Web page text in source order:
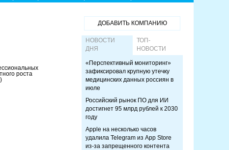
роста
ДОБАВИТЬ КОМПАНИЮ
НОВОСТИ
ДНЯ
ТОП-
НОВОСТИ
«Перспективный мониторинг»
зафиксировал крупную утечку
медицинских данных россиян в
июле
Российский рынок ПО для ИИ
достигнет 95 млрд рублей к 2030
году
Apple на несколько часов
удалила Telegram из App Store
из-за запрещенного контента